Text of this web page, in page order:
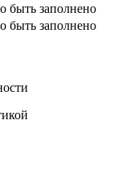
быть заполнено
быть заполнено